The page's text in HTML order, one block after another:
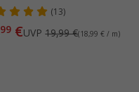
(13)
99 €UVP19,99 €(18,99 € / m)